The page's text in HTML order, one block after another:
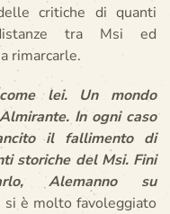
critiche di quanti
tra Msi ed
rimarcarle.
lei. Un mondo
In ogni caso
il fallimento di
storiche del Msi. Fini
Alemanno su
è molto favoleggiato